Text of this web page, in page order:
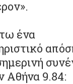
ένα
Αθήνα 9.84: